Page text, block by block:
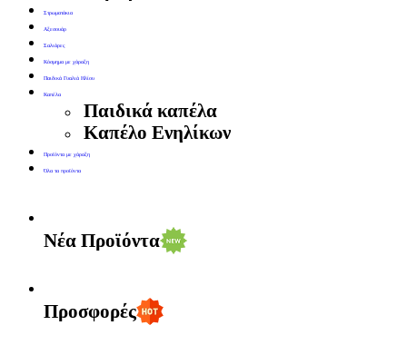
Στρωματάκια
Αξεσουάρ
Σαλιάρες
Κόσμημα με χάραξη
Παιδικά Γυαλιά Ηλίου
Καπέλα
Παιδικά καπέλα
Καπέλο Ενηλίκων
Προϊόντα με χάραξη
Όλα τα προϊόντα
Νέα Προϊόντα
Προσφορές